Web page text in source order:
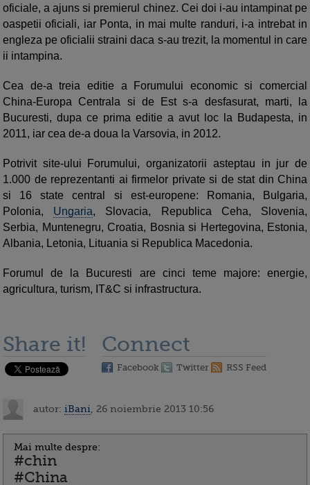
oficiale, a ajuns si premierul chinez. Cei doi i-au intampinat pe
oaspetii oficiali, iar Ponta, in mai multe randuri, i-a intrebat in
engleza pe oficialii straini daca s-au trezit, la momentul in care
ii intampina.
Cea de-a treia editie a Forumului economic si comercial
China-Europa Centrala si de Est s-a desfasurat, marti, la
Bucuresti, dupa ce prima editie a avut loc la Budapesta, in
2011, iar cea de-a doua la Varsovia, in 2012.
Potrivit site-ului Forumului, organizatorii asteptau in jur de
1.000 de reprezentanti ai firmelor private si de stat din China
si 16 state central si est-europene: Romania, Bulgaria,
Polonia, Ungaria, Slovacia, Republica Ceha, Slovenia,
Serbia, Muntenegru, Croatia, Bosnia si Hertegovina, Estonia,
Albania, Letonia, Lituania si Republica Macedonia.
Forumul de la Bucuresti are cinci teme majore: energie,
agricultura, turism, IT&C si infrastructura.
Share it! Connect
Facebook Twitter RSS Feed
autor: iBani , 26 noiembrie 2013 10:56
Mai multe despre:
#chin
#China